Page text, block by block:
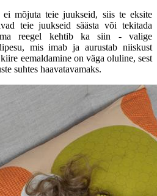
mõjuta teie juukseid, siis te eksite
teie juukseid säästa või tekitada
reegel kehtib ka siin - valige
mis imab ja aurustab niiskust
eemaldamine on väga oluline, sest
suhtes haavatavamaks.